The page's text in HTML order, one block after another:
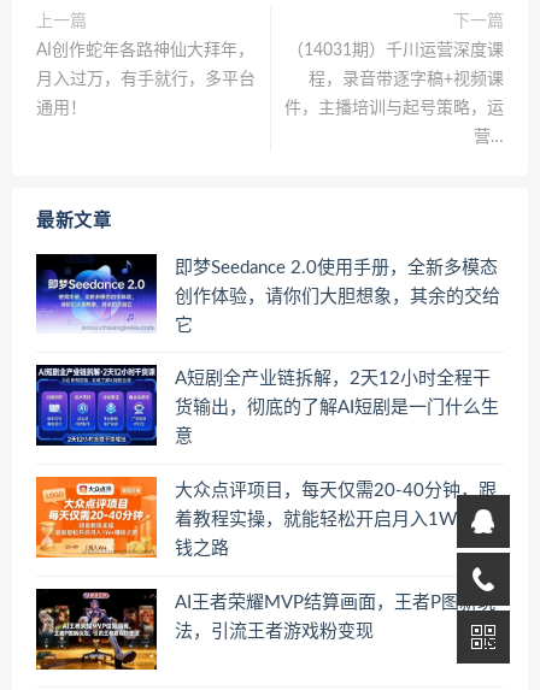
上一篇
AI创作蛇年各路神仙大拜年，
月入过万，有手就行，多平台
通用！
下一篇
（14031期）千川运营深度课
程，录音带逐字稿+视频课
件，主播培训与起号策略，运
营…
最新文章
即梦Seedance 2.0使用手册，全新多模态
创作体验，请你们大胆想象，其余的交给
它
A短剧全产业链拆解，2天12小时全程干
货输出，彻底的了解AI短剧是一门什么生
意
大众点评项目，每天仅需20-40分钟，跟
着教程实操，就能轻松开启月入1W+賺
钱之路
AI王者荣耀MVP结算画面，王者P图新玩
法，引流王者游戏粉变现